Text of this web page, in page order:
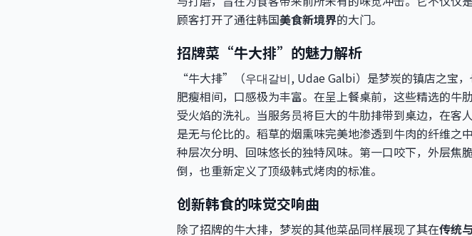
顾客打开了通往韩国美食新境界的大门。
招牌菜“牛大排”的魅力解析
“牛大排”（우대갈비, Udae Galbi）是梦炭的镇店之宝
肥瘦相间，口感极为丰富。在呈上餐桌前，这些精选的牛
受火焰的洗礼。当服务员将巨大的牛肋排带到桌边，在客
是无与伦比的。稻草的烟熏味完美地渗透到牛肉的纤维
种层次分明、回味悠长的独特风味。第一口咬下，外层焦
倒，也重新定义了顶级韩式烤肉的标准。
创新韩食的味觉交响曲
除了招牌的牛大排，梦炭的其他菜品同样展现了其在传统